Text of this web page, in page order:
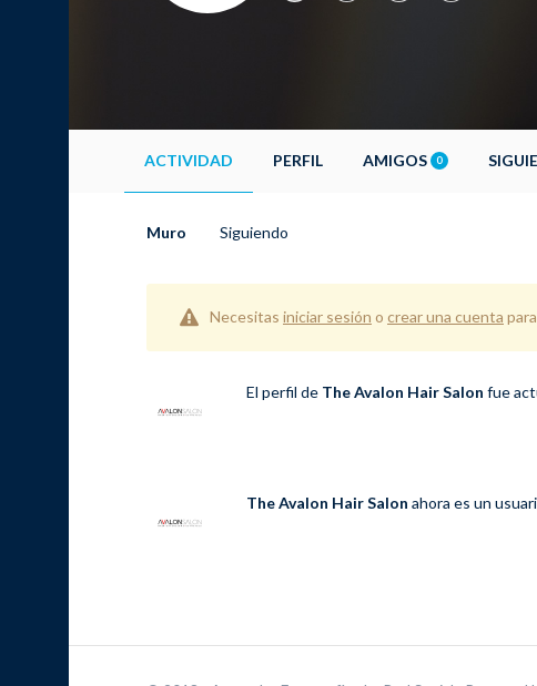
ACTIVIDAD PERFIL AMIGOS 0
Muro Siguiendo
Necesitas iniciar sesión o crear una cuenta
El perfil de The Avalon Hair Salon fue
The Avalon Hair Salon ahora es un